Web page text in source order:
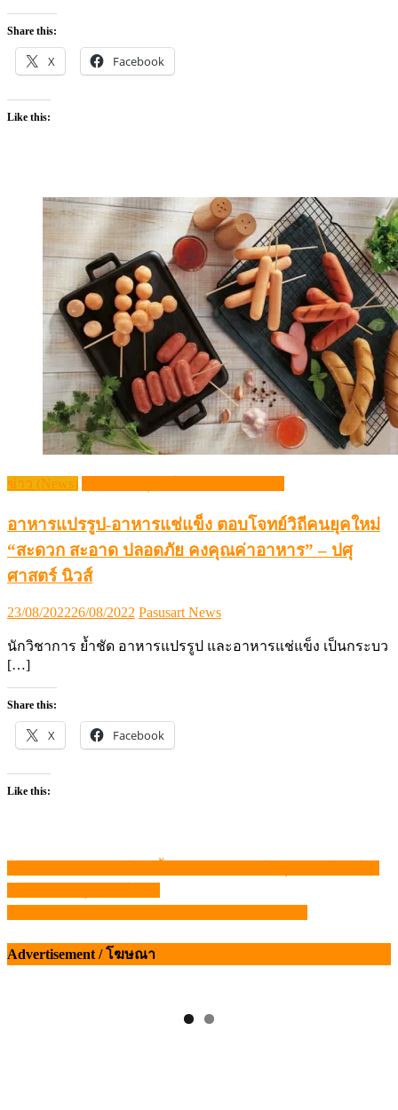
Share this:
X Facebook
Like this:
ข่าว (News)
อาหารแปรรูป-อาหารแช่แข็ง ตอบโจทย์วิถีคนยุคใหม่
“สะดวก สะอาด ปลอดภัย คงคุณค่าอาหาร” – ปศุ
ศาสตร์ นิวส์
Posted
23/08/202226/08/2022 Author
Pasusart News
นักวิชาการ ย้ำชัด อาหารแปรรูป และอาหารแช่แข็ง เป็นกระบว
[…]
Share this:
X Facebook
Like this:
แนะแนว
เรื่อง
Advertisement / โฆษณา